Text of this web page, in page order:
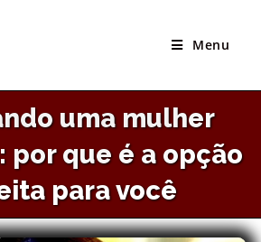
Menu
uma mulher
por que é a opção
para você